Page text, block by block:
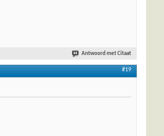
Antwoord met Citaat
#19